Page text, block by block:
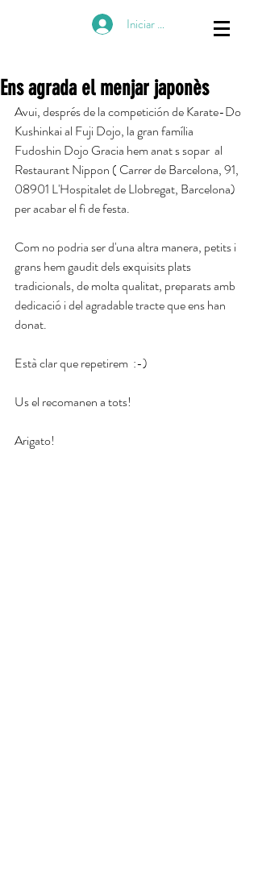
Iniciar sesión
Ens agrada el menjar japonès
Avui, després de la competición de Karate-Do
Kushinkai al Fuji Dojo, la gran família
Fudoshin Dojo Gracia hem anat s sopar  al
Restaurant Nippon ( Carrer de Barcelona, 91,
08901 L'Hospitalet de Llobregat, Barcelona)
per acabar el fi de festa.
Com no podria ser d'una altra manera, petits i
grans hem gaudit dels exquisits plats
tradicionals, de molta qualitat, preparats amb
dedicació i del agradable tracte que ens han
donat.
Està clar que repetirem  :-)
Us el recomanen a tots!
Arigato!